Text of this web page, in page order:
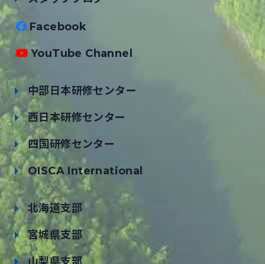
Facebook
YouTube Channel
中部日本研修センター
西日本研修センター
四国研修センター
OISCA International
北海道支部
宮城県支部